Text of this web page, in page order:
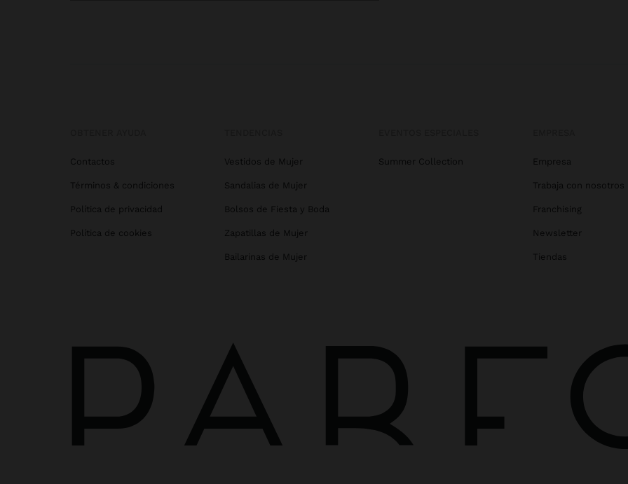
Contactos
Términos & condiciones
Política de privacidad
Política de cookies
Vestidos de Mujer
Sandalias de Mujer
Bolsos de Fiesta y Boda
Zapatillas de Mujer
Bailarinas de Mujer
Summer Collection Empresa
Trabaja con nosotros
Franchising
Newsletter
Tiendas